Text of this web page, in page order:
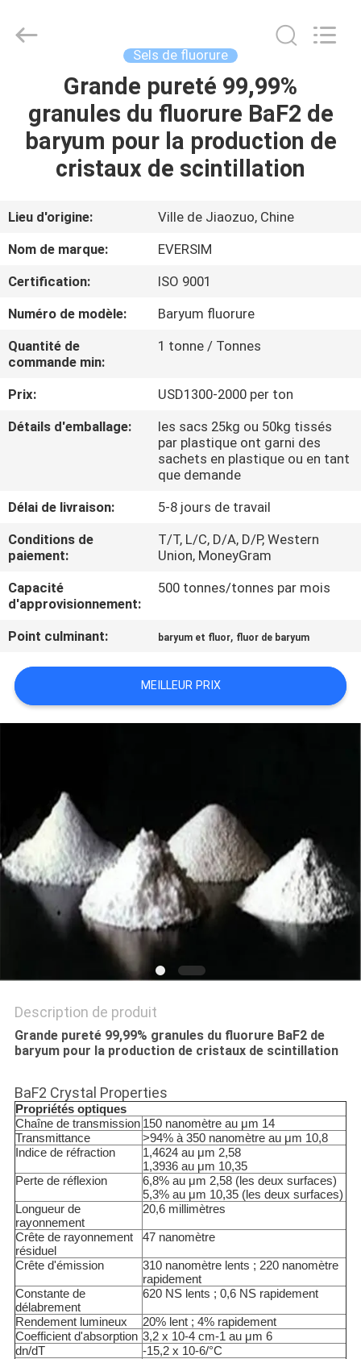
MAISON
VIDÉOS
À
PROPOS
DE
VISITE
CONTRÔLE
DE
LA
QUALITÉ
NOUS
CONTACTER
AFFAIRES
DEMANDEZ
UN DEVIS
DU
SITE
POLITIQUE
DE
CONFIDENTIALITÉ
Imp.&Exp.Co.,Ltd.
Sels de fluorure
Grande pureté 99,99%
granules du fluorure BaF2 de
baryum pour la production de
cristaux de scintillation
Lieu d'origine:
Ville de Jiaozuo, Chine
Nom de marque:
EVERSIM
Certification:
ISO 9001
Numéro de modèle:
Baryum fluorure
Quantité de
commande min:
1 tonne / Tonnes
Prix:
USD1300-2000 per ton
Détails d'emballage:
les sacs 25kg ou 50kg tissés
par plastique ont garni des
sachets en plastique ou en tant
que demande
Délai de livraison:
5-8 jours de travail
Conditions de
paiement:
T/T, L/C, D/A, D/P, Western
Union, MoneyGram
Capacité
d'approvisionnement:
500 tonnes/tonnes par mois
Point culminant: baryum et fluor, fluor de baryum
MEILLEUR PRIX
Description de produit
Grande pureté 99,99% granules du fluorure BaF2 de
baryum pour la production de cristaux de scintillation
BaF2 Crystal Properties
Propriétés optiques
Chaîne de transmission 150 nanomètre au μm 14
Transmittance
>94% à 350 nanomètre au μm 10,8
Indice de réfraction
1,4624 au μm 2,58
1,3936 au μm 10,35
Perte de réflexion
6,8% au μm 2,58 (les deux surfaces)
5,3% au μm 10,35 (les deux surfaces)
Longueur de
rayonnement
20,6 millimètres
Crête de rayonnement
résiduel
47 nanomètre
Crête d'émission
310 nanomètre lents ; 220 nanomètre
rapidement
Constante de
délabrement
620 NS lents ; 0,6 NS rapidement
Rendement lumineux
20% lent ; 4% rapidement
Coefficient d'absorption 3,2 x 10-4cm-1 au μm 6
dn/dT
-15,2 x 10-6/°C